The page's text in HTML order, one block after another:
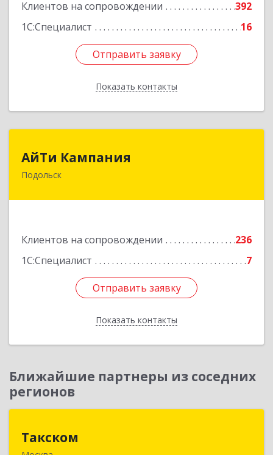
Клиентов на сопровождении
392
1С:Специалист
16
Отправить заявку
Показать контакты
Отправить заявку
Назад
АйТи Кампания
Подольск
Клиентов на сопровождении
236
1С:Специалист
7
Отправить заявку
Показать контакты
Отправить заявку
Назад
Ближайшие партнеры из соседних
регионов
Такском